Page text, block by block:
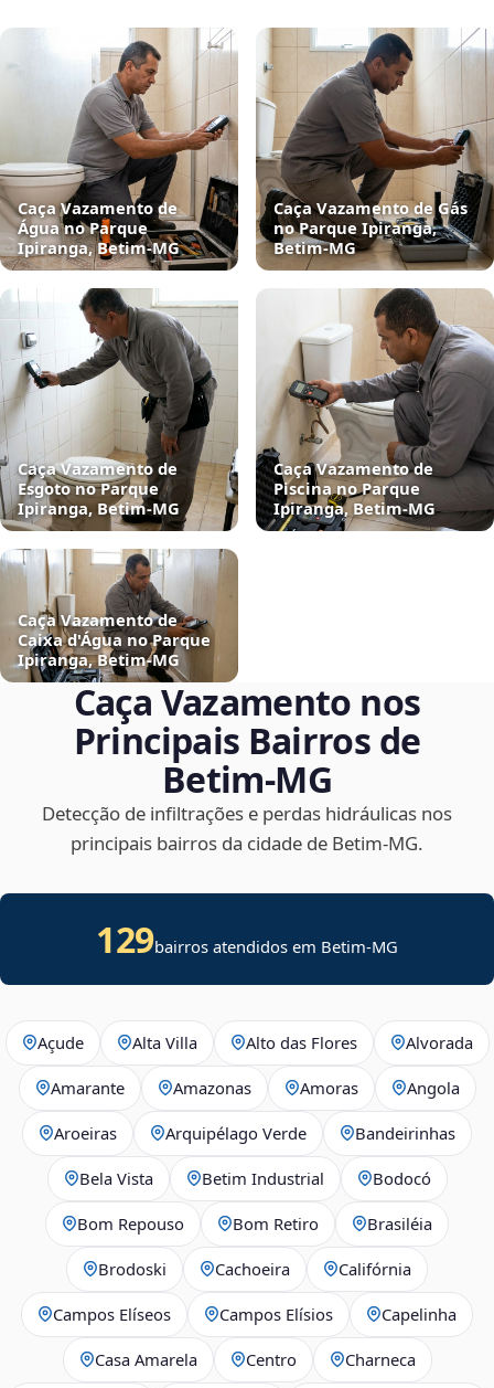
Caça Vazamento de
Água no Parque
Ipiranga, Betim‑MG
Caça Vazamento de Gás
no Parque Ipiranga,
Betim‑MG
Caça Vazamento de
Esgoto no Parque
Ipiranga, Betim‑MG
Caça Vazamento de
Piscina no Parque
Ipiranga, Betim‑MG
Caça Vazamento de
Caixa d'Água no Parque
Ipiranga, Betim‑MG
Caça Vazamento nos
Principais Bairros de
Betim‑MG
Detecção de infiltrações e perdas hidráulicas nos
principais bairros da cidade de Betim‑MG.
129bairros atendidos em Betim-MG
Açude Alta Villa Alto das Flores Alvorada
Amarante Amazonas Amoras Angola
Aroeiras Arquipélago Verde Bandeirinhas
Bela Vista Betim Industrial Bodocó
Bom Repouso Bom Retiro Brasiléia
Brodoski Cachoeira Califórnia
Campos Elíseos Campos Elísios Capelinha
Casa Amarela Centro Charneca